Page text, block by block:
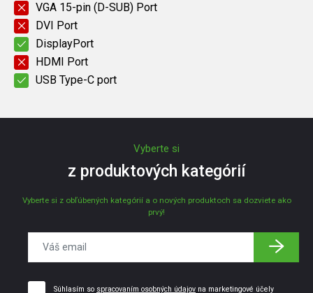
VGA 15-pin (D-SUB) Port
DVI Port
DisplayPort
HDMI Port
USB Type-C port
Vyberte si
z produktových kategórií
Vyberte si z obľúbených kategórií a o nových produktoch sa dozviete ako
prvý!
Súhlasím so spracovaním osobných údajov na marketingové účely